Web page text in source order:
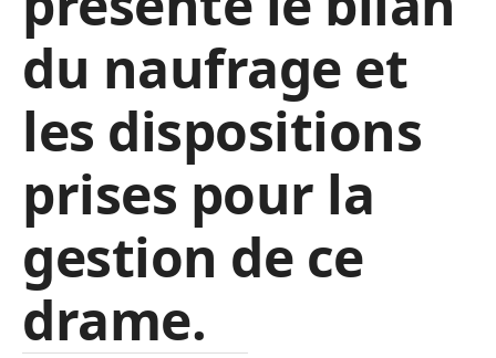
du naufrage et
les dispositions
prises pour la
gestion de ce
drame.